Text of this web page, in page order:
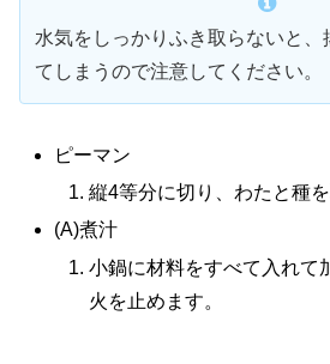
水気をしっかりふき取らないと、
てしまうので注意してください。
ピーマン
縦4等分に切り、わたと種を
(A)煮汁
小鍋に材料をすべて入れて
火を止めます。